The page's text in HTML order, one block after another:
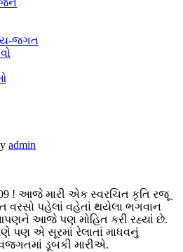
જગત
admin
! આજે મારી એક સ્વરચિત કૃતિ રજૂ
પહેલાં વહેતાં થયેલા ભગવાન
આજે પણ મોહિત કરી રહ્યાં છે.
પણ એ સૂરમાં રેલાતાં માધવનું
ડૂબકી મારીએ.